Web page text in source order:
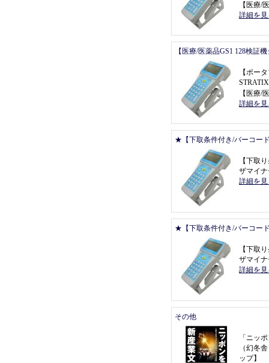
【 医療/
詳細を
【医療/医薬品GS1 128検証
【ポー
【 医療/
詳細を
★【下取条件付き/バーコー
【下取
ザマイナ
詳細を
★【下取条件付き/バーコー
【下取
ザマイナ
詳細を
その他
「 ニッ
（幻冬舎
ップ】